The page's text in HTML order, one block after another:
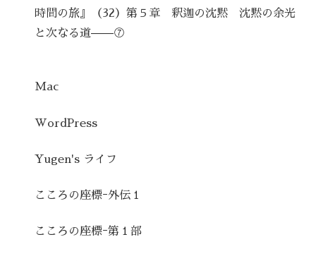
時間の旅』（32）第５章 釈迦の沈黙 沈黙の余光
と次なる道——⑦
Mac
WordPress
Yugen's ライフ
こころの座標ｰ外伝１
こころの座標ｰ第１部